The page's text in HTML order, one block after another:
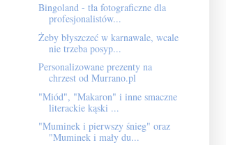
Bingoland - tła fotograficzne dla
profesjonalistów...
Żeby błyszczeć w karnawale, wcale
nie trzeba posyp...
Personalizowane prezenty na
chrzest od Murrano.pl
"Miód", "Makaron" i inne smaczne
literackie kąski ...
"Muminek i pierwszy śnieg" oraz
"Muminek i mały du...